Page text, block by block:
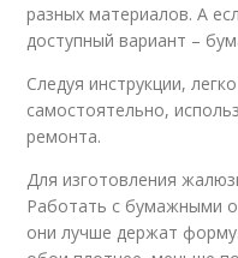
разных материалов. А
доступный вариант –
Следуя инструкции,
самостоятельно,
ремонта.
Для изготовления
Работать с бумажными
они лучше держат